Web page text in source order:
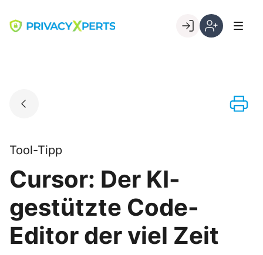
content
Go to landing page.
Tool-Tipp
Cursor: Der KI-
gestützte Code-
Editor der viel Zeit